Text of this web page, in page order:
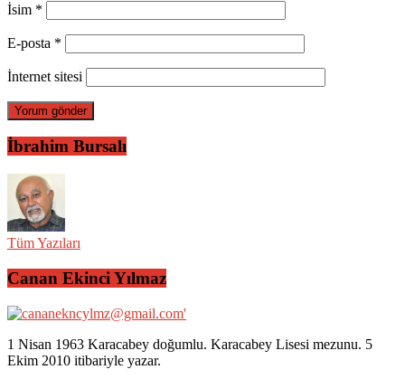
İsim *
E-posta *
İnternet sitesi
İbrahim Bursalı
Tüm Yazıları
Canan Ekinci Yılmaz
1 Nisan 1963 Karacabey doğumlu. Karacabey Lisesi mezunu. 5
Ekim 2010 itibariyle yazar.